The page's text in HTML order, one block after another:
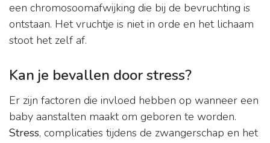
een chromosoomafwijking die bij de bevruchting is
ontstaan. Het vruchtje is niet in orde en het lichaam
stoot het zelf af.
Kan je bevallen door stress?
Er zijn factoren die invloed hebben op wanneer een
baby aanstalten maakt om geboren te worden.
Stress, complicaties tijdens de zwangerschap en het